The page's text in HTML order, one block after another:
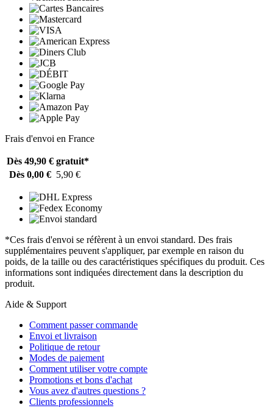
Frais d'envoi en France
Dès 49,90 € gratuit*
Dès 0,00 € 5,90 €
*Ces frais d'envoi se réfèrent à un envoi standard. Des frais
supplémentaires peuvent s'appliquer, par exemple en raison du
poids, de la taille ou des caractéristiques spécifiques du produit. Ces
informations sont indiquées directement dans la description du
produit.
Aide & Support
Comment passer commande
Envoi et livraison
Politique de retour
Modes de paiement
Comment utiliser votre compte
Promotions et bons d'achat
Vous avez d'autres questions ?
Clients professionnels